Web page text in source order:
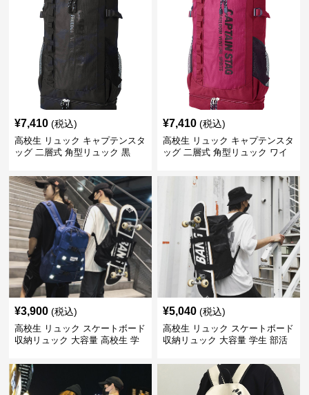
¥7,410 (税込)
高校生 リュック キャプテンスタ
ッグ 二層式 角型リュック 黒
¥7,410 (税込)
高校生 リュック キャプテンスタ
ッグ 二層式 角型リュック ワイ
¥3,900 (税込)
高校生 リュック スケートボード
収納リュック 大容量 高校生 学
¥5,040 (税込)
高校生 リュック スケートボード
収納リュック 大容量 学生 部活